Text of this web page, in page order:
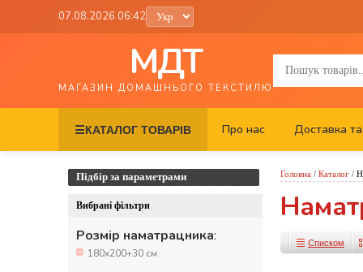
07.08.2026 06:42
МДТ
МАГАЗИН ДОМАШНЬОГО ТЕКСТИЛЮ
☰КАТАЛОГ ТОВАРІВ Про нас Доставка
Підбір за параметрами
Вибрані фільтри
Розмір наматрацника:
180x200+30 см
Головна / Каталог /
Списком